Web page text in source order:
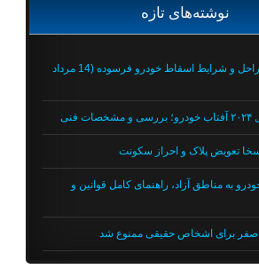
نوشته‌های تازه
راهنمای کامل مراحل و شرایط اسقاط خودرو فرسوده (14 مرداد
تعویض پلاک و احراز سکونت
به مناطق آزاد، راهنمای کامل قوانین و
صفر برای اشخاص حقیقی ممنوع شد